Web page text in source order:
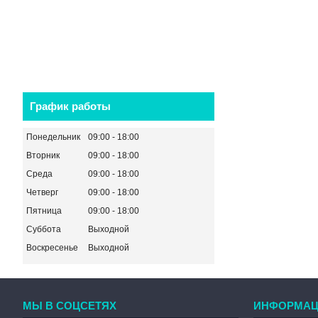
График работы
Понедельник 09:00
18:00
Вторник
09:00
18:00
Среда
09:00
18:00
Четверг
09:00
18:00
Пятница
09:00
18:00
Суббота
Выходной
Воскресенье
Выходной
МЫ В СОЦСЕТЯХ